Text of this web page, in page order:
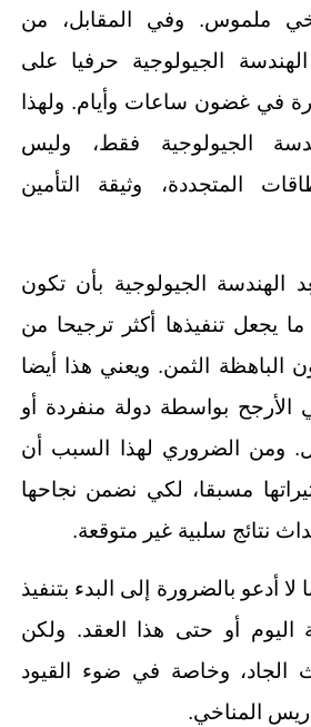
ملموس. وفي المقابل، من
الجيولوجية حرفيا على
في غضون ساعات وأيام. ولهذا
الجيولوجية فقط، وليس
المتجددة، وثيقة التأمين
الهندسة الجيولوجية بأن تكون
يجعل تنفيذها أكثر ترجيحا من
الثمن. ويعني هذا أيضا
بواسطة دولة منفردة أو
ومن الضروري لهذا السبب أن
مسبقا، لكي نضمن نجاحها
نتائج سلبية غير متوقعة.
أدعو بالضرورة إلى البدء بتنفيذ
اليوم أو حتى هذا العقد. ولكن
الجاد، وخاصة في ضوء القيود
المناخي.